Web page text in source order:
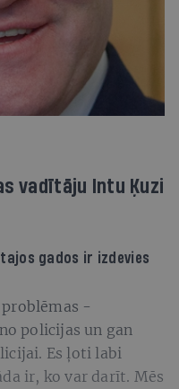
vadītāju Intu Ķuzi
gados ir izdevies
-
policijas un gan
Es ļoti labi
ir, ko var darīt. Mēs